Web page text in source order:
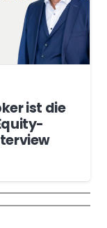
ist die